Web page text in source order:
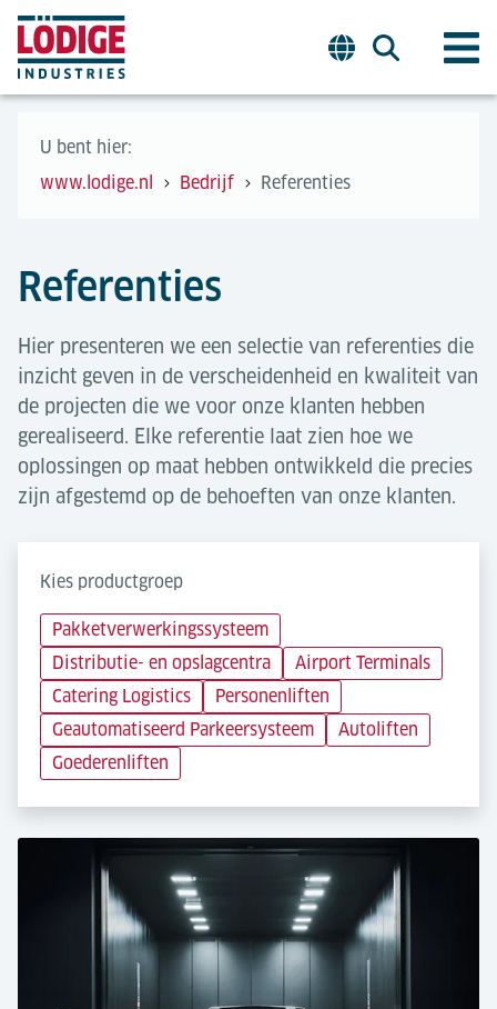
U bent hier:
www.lodige.nl
Bedrijf Referenties
Referenties
Hier presenteren we een selectie van referenties die
inzicht geven in de verscheidenheid en kwaliteit van
de projecten die we voor onze klanten hebben
gerealiseerd. Elke referentie laat zien hoe we
oplossingen op maat hebben ontwikkeld die precies
zijn afgestemd op de behoeften van onze klanten.
Kies productgroep
Pakketverwerkingssysteem
Distributie- en opslagcentra
Airport Terminals
Catering Logistics
Personenliften
Geautomatiseerd Parkeersysteem
Autoliften
Goederenliften